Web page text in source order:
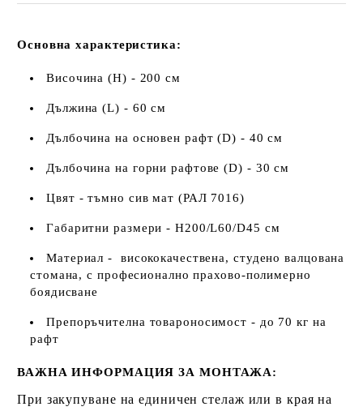
Основна характеристика:
Височина (H) - 200 см
Дължина (L) - 60 см
Дълбочина на основен рафт (D) - 40 см
Дълбочина на горни рафтове (D) - 30 см
Цвят - тъмно сив мат (РАЛ 7016)
Габаритни размери - H200/L60/D45 см
Материал - висококачествена, студено валцована
стомана, с професионално прахово-полимерно
боядисване
Препоръчителна товароносимост - до 70 кг на
рафт
ВАЖНА ИНФОРМАЦИЯ ЗА МОНТАЖА:
При закупуване на единичен стелаж или в края на